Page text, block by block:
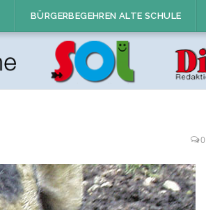
BÜRGERBEGEHREN ALTE SCHULE
0